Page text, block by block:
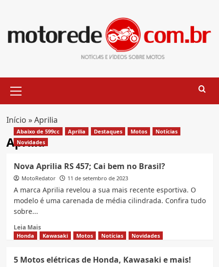
content
Menu
Início »Aprilia
Aprilia
Abaixo de 599cc Aprilia Destaques Motos
Notícias
Novidades
Nova Aprilia RS 457; Cai bem no Brasil?
MotoRedator 11 de setembro de 2023
A marca Aprilia revelou a sua mais recente esportiva. O
modelo é uma carenada de média cilindrada. Confira tudo
sobre...
Leia MaisRead
more
Aprilia
Honda Kawasaki Motos Notícias Novidades
5 Motos elétricas de Honda, Kawasaki e mais!